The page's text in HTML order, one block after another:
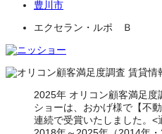
豊川市
エクセラン・ルポ Ｂ
2025年 オリコン顧客満足度
ショーは、おかげ様で【不
連続で受賞いたしました。